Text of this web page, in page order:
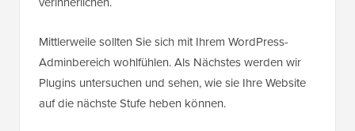
Mittlerweile sollten Sie sich mit Ihrem WordPress-
Adminbereich wohlfühlen. Als Nächstes werden wir
Plugins untersuchen und sehen, wie sie Ihre Website
auf die nächste Stufe heben können.